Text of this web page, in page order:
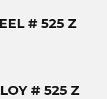
# 525 Z
# 525 Z